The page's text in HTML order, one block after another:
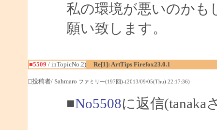
私の環境が悪いのかも
願い致します。
■5509 / inTopicNo.2) Re[1]: ArtTips Firefox23.0.1
□投稿者/ Sahmaro ファミリー(197回)-(2013/09/05(Thu) 22:17:36)
■No5508に返信(tanaka